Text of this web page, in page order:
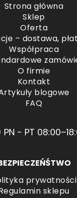
Strona główna
Sklep
Oferta
– dostawa,
Współpraca
O firmie
Kontakt
blogowe
FAQ
PN - PT
prywatności
sklepu